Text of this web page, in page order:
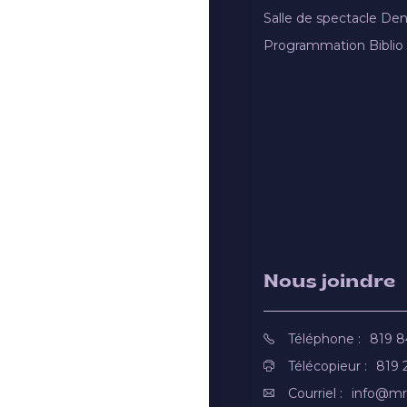
Salle de spectacle
Programmation Biblio
Nous joindre
Téléphone :
819
Télécopieur :
819
Courriel :